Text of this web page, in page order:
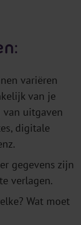
variëren
van je
uitgaven
digitale
gegevens zijn
verlagen.
Wat moet